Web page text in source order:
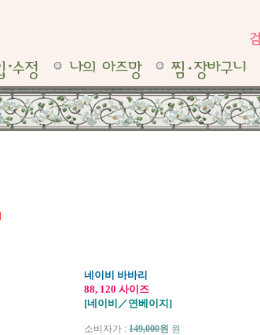
네이비 바바리
88, 120 사이즈
[네이비／연베이지]
소비자가 : 149,000원 원